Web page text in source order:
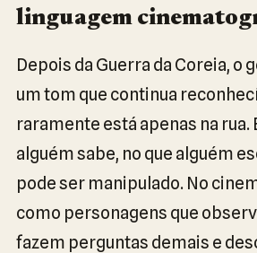
linguagem
Depois da Guerra da Coreia, o
um tom que continua
raramente está apenas na rua.
alguém sabe, no que alguém
pode ser manipulado. No
como personagens que
fazem perguntas demais e